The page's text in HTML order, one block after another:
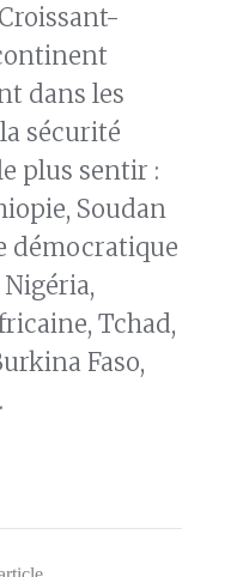
dans les
sécurité
plus sentir :
Soudan
démocratique
Tchad,
Faso,